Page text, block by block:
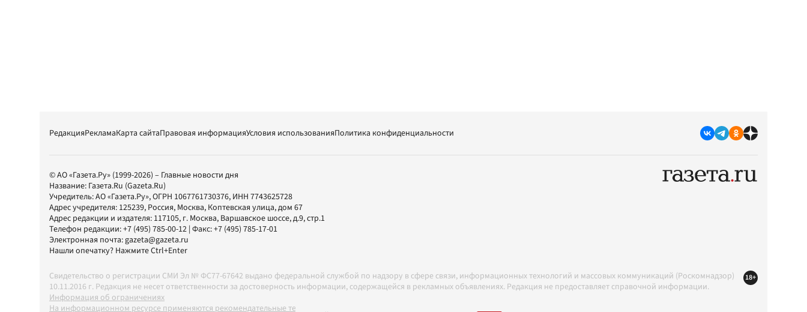
РедакцияРекламаКарта сайтаПравовая информацияУсловия использованияПолитика конфиденциальности
© АО «Газета.Ру» (1999-2026) – Главные новости дня
Название: Газета.Ru (Gazeta.Ru)
Учредитель:АО «Газета.Ру», ОГРН 1067761730376, ИНН 7743625728
Адрес учредителя: 125239, Россия, Москва, Коптевская улица, дом 67
Адрес редакции и издателя: 117105, г. Москва, Варшавское шоссе, д.9, стр.1
Телефон редакции:+7 (495) 785-00-12 | Факс:+7 (495) 785-17-01
Электронная почта:gazeta@gazeta.ru
Нашли опечатку? Нажмите Ctrl+Enter
Свидетельство о регистрации СМИ Эл № ФС77-67642 выдано федеральной службой по надзору в сфере связи, информационных технологий и массовых коммуникаций (Роскомнадзор)
10.11.2016 г. Редакция не несет ответственности за достоверность информации, содержащейся в рекламных объявлениях. Редакция не предоставляет справочной информации.
Информация об ограничениях
На информационном ресурсе применяются рекомендательные технологии в соответствии с Правилами
18+